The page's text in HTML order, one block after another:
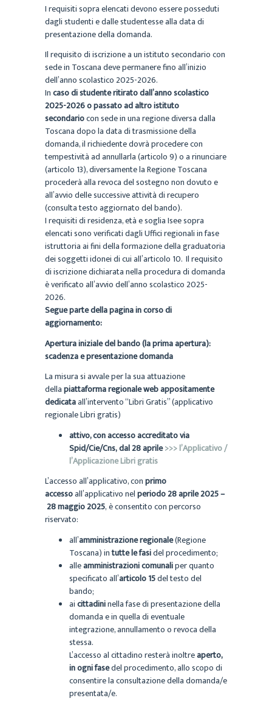
I requisiti sopra elencati devono essere posseduti
dagli studenti e dalle studentesse alla data di
presentazione della domanda.
Il requisito di iscrizione a un istituto secondario con
sede in Toscana deve permanere fino all’inizio
dell’anno scolastico 2025-2026.
Incaso di studente ritirato dall’anno scolastico
2025-2026 o passato ad altro istituto
secondariocon sede in una regione diversa dalla
Toscana dopo la data di trasmissione della
domanda, il richiedente dovrà procedere con
tempestività ad annullarla (articolo 9) o a rinunciare
(articolo 13), diversamente la Regione Toscana
procederà alla revoca del sostegno non dovuto e
all’avvio delle successive attività di recupero
(consulta testo aggiornato del bando).
I requisiti di residenza, età e soglia Isee sopra
elencati sono verificati dagli Uffici regionali in fase
istruttoria ai fini della formazione della graduatoria
dei soggetti idonei di cui all’articolo 10. Il requisito
di iscrizione dichiarata nella procedura di domanda
è verificato all’avvio dell’anno scolastico 2025-
2026.
Segue parte della pagina in corso di
aggiornamento:
Apertura iniziale del bando (la prima apertura):
scadenza e presentazione domanda
La misura si avvale per la sua attuazione
dellapiattaforma regionale web appositamente
dedicataall’intervento “Libri Gratis” (applicativo
regionale Libri gratis)
attivo, con accesso accreditato via
Spid/Cie/Cns, dal 28 aprile>>> l’Applicativo /
l’Applicazione Libri gratis
L’accesso all’applicativo, conprimo
accessoall’applicativo nelperiodo 28 aprile 2025 –
28 maggio 2025, è consentito con percorso
riservato:
all’amministrazione regionale(Regione
Toscana) intutte le fasidel procedimento;
alleamministrazioni comunaliper quanto
specificato all’articolo 15del testo del
bando;
aicittadininella fase di presentazione della
domanda e in quella di eventuale
integrazione, annullamento o revoca della
stessa.
L’accesso al cittadino resterà inoltreaperto,
in ogni fasedel procedimento, allo scopo di
consentire la consultazione della domanda/e
presentata/e.